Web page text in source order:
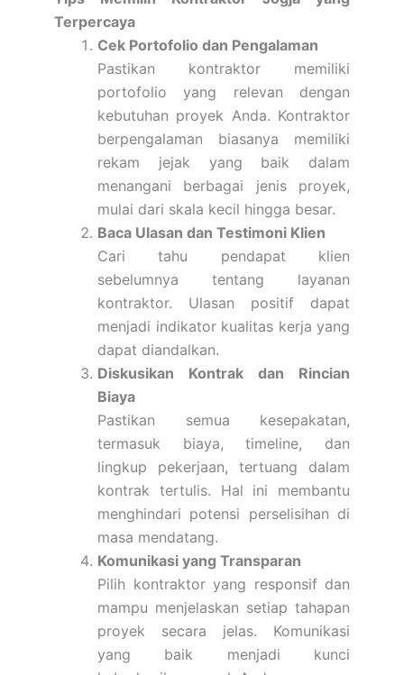
Terpercaya
Cek Portofolio dan Pengalaman
Pastikan kontraktor memiliki
portofolio yang relevan dengan
kebutuhan proyek Anda. Kontraktor
berpengalaman biasanya memiliki
rekam jejak yang baik dalam
menangani berbagai jenis proyek,
mulai dari skala kecil hingga besar.
Baca Ulasan dan Testimoni Klien
Cari tahu pendapat klien
sebelumnya tentang layanan
kontraktor. Ulasan positif dapat
menjadi indikator kualitas kerja yang
dapat diandalkan.
Diskusikan Kontrak dan Rincian
Biaya
Pastikan semua kesepakatan,
termasuk biaya, timeline, dan
lingkup pekerjaan, tertuang dalam
kontrak tertulis. Hal ini membantu
menghindari potensi perselisihan di
masa mendatang.
Komunikasi yang Transparan
Pilih kontraktor yang responsif dan
mampu menjelaskan setiap tahapan
proyek secara jelas. Komunikasi
yang baik menjadi kunci